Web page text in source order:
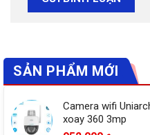
SẢN PHẨM MỚI
Camera wifi
xoay 360 3mp